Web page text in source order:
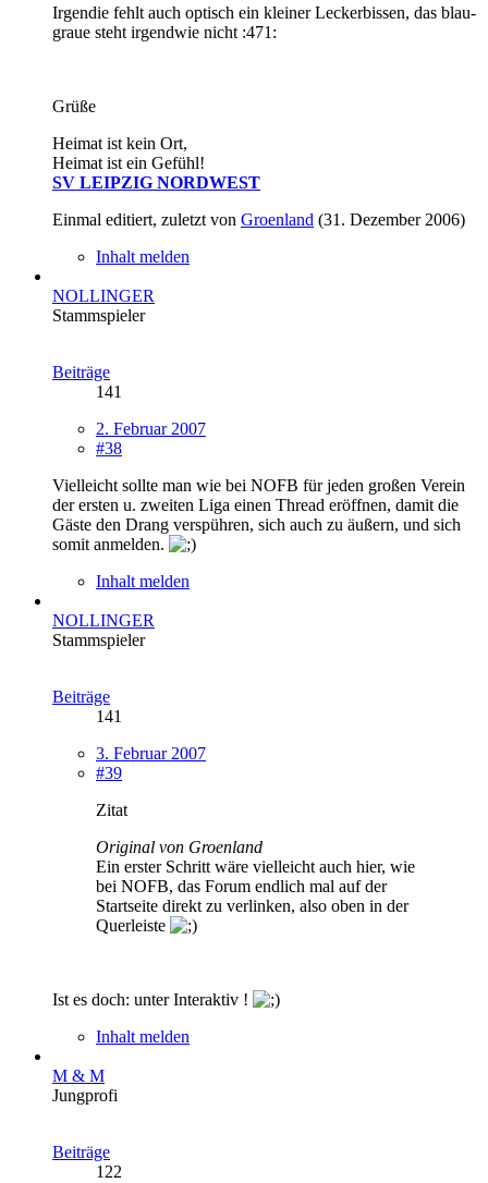
Irgendie fehlt auch optisch ein kleiner Leckerbissen, das blau-
graue steht irgendwie nicht :471:
Grüße
Heimat ist kein Ort,
Heimat ist ein Gefühl!
SV LEIPZIG NORDWEST
Einmal editiert, zuletzt von Groenland (31. Dezember 2006)
Inhalt melden
NOLLINGER
Stammspieler
Beiträge
141
2. Februar 2007
#38
Vielleicht sollte man wie bei NOFB für jeden großen Verein
der ersten u. zweiten Liga einen Thread eröffnen, damit die
Gäste den Drang verspühren, sich auch zu äußern, und sich
somit anmelden.
Inhalt melden
NOLLINGER
Stammspieler
Beiträge
141
3. Februar 2007
#39
Zitat
Original von Groenland
Ein erster Schritt wäre vielleicht auch hier, wie
bei NOFB, das Forum endlich mal auf der
Startseite direkt zu verlinken, also oben in der
Querleiste
Ist es doch: unter Interaktiv !
Inhalt melden
M & M
Jungprofi
Beiträge
122